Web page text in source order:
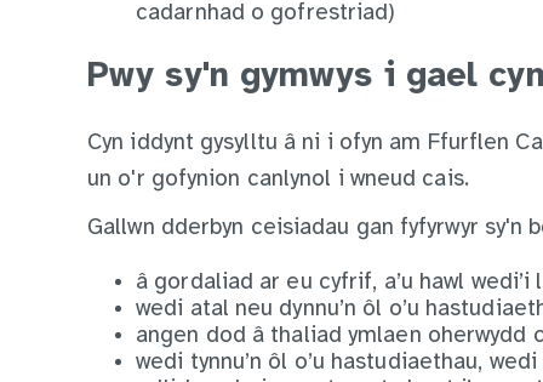
cadarnhad o gofrestriad)
Pwy sy'n gymwys i gael
Cyn iddynt gysylltu â ni i ofyn am Ffurflen
un o'r gofynion canlynol i wneud cais.
Gallwn dderbyn ceisiadau gan fyfyrwyr sy'n
â gordaliad ar eu cyfrif, a’u hawl
wedi atal neu dynnu’n ôl o’u
angen dod â thaliad ymlaen oherwydd
wedi tynnu’n ôl o’u hastudiaethau,